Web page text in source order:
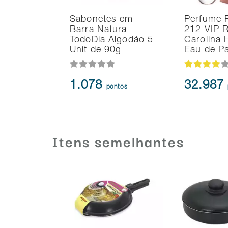
Sabonetes em
Barra Natura
TodoDia Algodão 5
Unit de 90g
1.078 pontos
Perfume
212 VIP
Carolina
Eau de
32.987
Itens semelhantes